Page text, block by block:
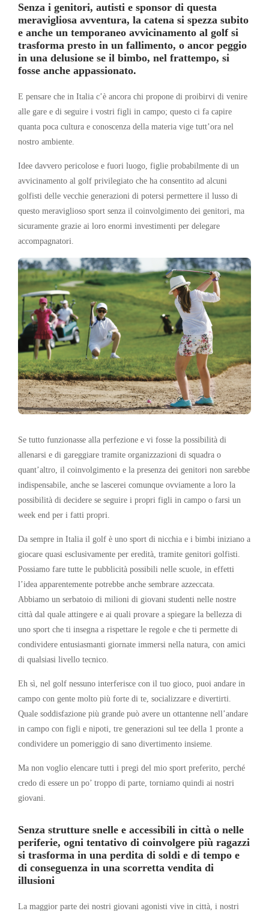
Senza i genitori, autisti e sponsor di questa
meravigliosa avventura, la catena si spezza subito
e anche un temporaneo avvicinamento al golf si
trasforma presto in un fallimento, o ancor peggio
in una delusione se il bimbo, nel frattempo, si
fosse anche appassionato.
E pensare che in Italia c’è ancora chi propone di proibirvi di venire
alle gare e di seguire i vostri figli in campo; questo ci fa capire
quanta poca cultura e conoscenza della materia vige tutt’ora nel
nostro ambiente.
Idee davvero pericolose e fuori luogo, figlie probabilmente di un
avvicinamento al golf privilegiato che ha consentito ad alcuni
golfisti delle vecchie generazioni di potersi permettere il lusso di
questo meraviglioso sport senza il coinvolgimento dei genitori, ma
sicuramente grazie ai loro enormi investimenti per delegare
accompagnatori.
Se tutto funzionasse alla perfezione e vi fosse la possibilità di
allenarsi e di gareggiare tramite organizzazioni di squadra o
quant’altro, il coinvolgimento e la presenza dei genitori non sarebbe
indispensabile, anche se lascerei comunque ovviamente a loro la
possibilità di decidere se seguire i propri figli in campo o farsi un
week end per i fatti propri.
Da sempre in Italia il golf è uno sport di nicchia e i bimbi iniziano a
giocare quasi esclusivamente per eredità, tramite genitori golfisti.
Possiamo fare tutte le pubblicità possibili nelle scuole, in effetti
l’idea apparentemente potrebbe anche sembrare azzeccata.
Abbiamo un serbatoio di milioni di giovani studenti nelle nostre
città dal quale attingere e ai quali provare a spiegare la bellezza di
uno sport che ti insegna a rispettare le regole e che ti permette di
condividere entusiasmanti giornate immersi nella natura, con amici
di qualsiasi livello tecnico.
Eh sì, nel golf nessuno interferisce con il tuo gioco, puoi andare in
campo con gente molto più forte di te, socializzare e divertirti.
Quale soddisfazione più grande può avere un ottantenne nell’andare
in campo con figli e nipoti, tre generazioni sul tee della 1 pronte a
condividere un pomeriggio di sano divertimento insieme.
Ma non voglio elencare tutti i pregi del mio sport preferito, perché
credo di essere un po’ troppo di parte, torniamo quindi ai nostri
giovani.
Senza strutture snelle e accessibili in città o nelle
periferie, ogni tentativo di coinvolgere più ragazzi
si trasforma in una perdita di soldi e di tempo e
di conseguenza in una scorretta vendita di
illusioni
La maggior parte dei nostri giovani agonisti vive in città, i nostri